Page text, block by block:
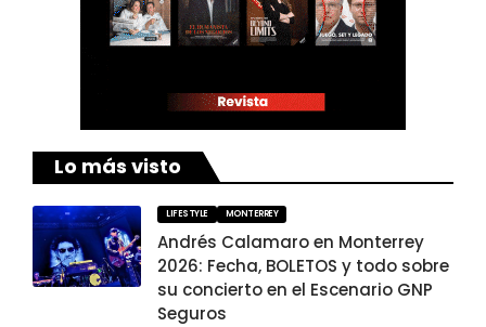
Lo más visto
LIFESTYLE MONTERREY
Andrés Calamaro en Monterrey
2026: Fecha, BOLETOS y todo sobre
su concierto en el Escenario GNP
Seguros